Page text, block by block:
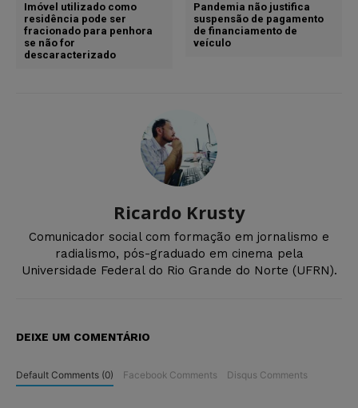
Imóvel utilizado como
residência pode ser
fracionado para penhora
se não for
descaracterizado
Pandemia não justifica
suspensão de pagamento
de financiamento de
veículo
Ricardo Krusty
Comunicador social com formação em jornalismo e
radialismo, pós-graduado em cinema pela
Universidade Federal do Rio Grande do Norte (UFRN).
DEIXE UM COMENTÁRIO
Default Comments (0) Facebook Comments Disqus Comments